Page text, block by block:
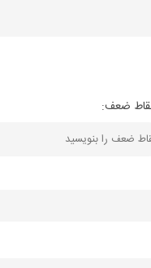
ضعف: